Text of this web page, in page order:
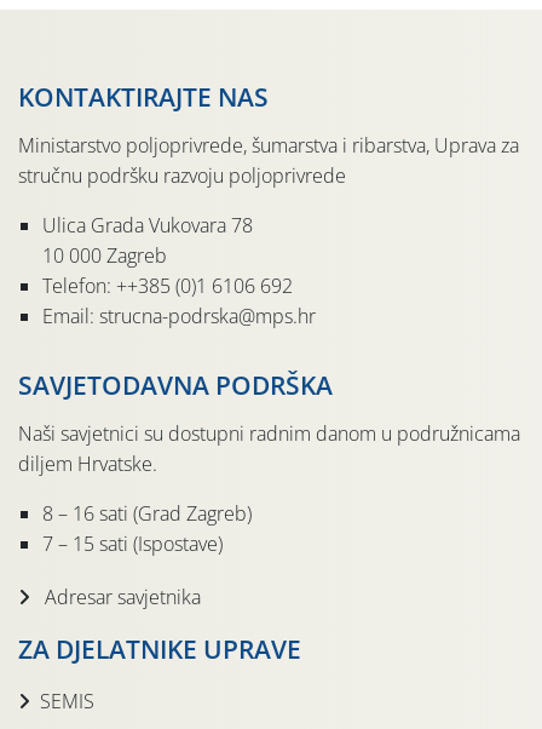
KONTAKTIRAJTE NAS
Ministarstvo poljoprivrede, šumarstva i ribarstva, Uprava za
stručnu podršku razvoju poljoprivrede
Ulica Grada Vukovara 78
10 000 Zagreb
Telefon: ++385 (0)1 6106 692
Email: strucna-podrska@mps.hr
SAVJETODAVNA PODRŠKA
Naši savjetnici su dostupni radnim danom u podružnicama
diljem Hrvatske.
8 – 16 sati (Grad Zagreb)
7 – 15 sati (Ispostave)
Adresar savjetnika
ZA DJELATNIKE UPRAVE
SEMIS